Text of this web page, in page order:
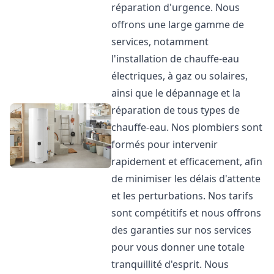
réparation d'urgence. Nous
offrons une large gamme de
services, notamment
l'installation de chauffe-eau
électriques, à gaz ou solaires,
ainsi que le dépannage et la
réparation de tous types de
chauffe-eau. Nos plombiers sont
formés pour intervenir
rapidement et efficacement, afin
de minimiser les délais d'attente
et les perturbations. Nos tarifs
sont compétitifs et nous offrons
des garanties sur nos services
pour vous donner une totale
tranquillité d'esprit. Nous